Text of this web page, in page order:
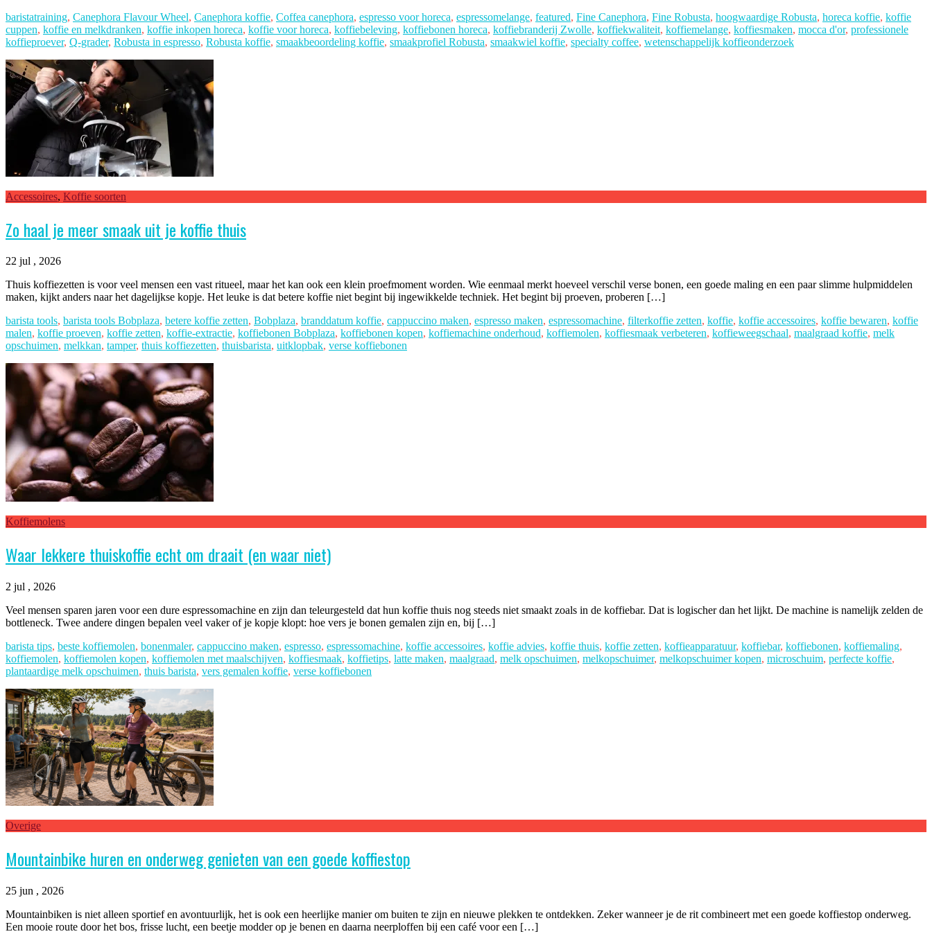
baristatraining, Canephora Flavour Wheel, Canephora koffie, Coffea canephora, espresso voor horeca, espressomelange, featured, Fine Canephora, Fine Robusta, hoogwaardige Robusta, horeca koffie, koffie
cuppen, koffie en melkdranken, koffie inkopen horeca, koffie voor horeca, koffiebeleving, koffiebonen horeca, koffiebranderij Zwolle, koffiekwaliteit, koffiemelange, koffiesmaken, mocca d'or, professionele
koffieproever, Q-grader, Robusta in espresso, Robusta koffie, smaakbeoordeling koffie, smaakprofiel Robusta, smaakwiel koffie, specialty coffee, wetenschappelijk koffieonderzoek
Accessoires, Koffie soorten
Zo haal je meer smaak uit je koffie thuis
22 jul , 2026
Thuis koffiezetten is voor veel mensen een vast ritueel, maar het kan ook een klein proefmoment worden. Wie eenmaal merkt hoeveel verschil verse bonen, een goede maling en een paar slimme hulpmiddelen
maken, kijkt anders naar het dagelijkse kopje. Het leuke is dat betere koffie niet begint bij ingewikkelde techniek. Het begint bij proeven, proberen […]
barista tools, barista tools Bobplaza, betere koffie zetten, Bobplaza, branddatum koffie, cappuccino maken, espresso maken, espressomachine, filterkoffie zetten, koffie, koffie accessoires, koffie bewaren, koffie
malen, koffie proeven, koffie zetten, koffie-extractie, koffiebonen Bobplaza, koffiebonen kopen, koffiemachine onderhoud, koffiemolen, koffiesmaak verbeteren, koffieweegschaal, maalgraad koffie, melk
opschuimen, melkkan, tamper, thuis koffiezetten, thuisbarista, uitklopbak, verse koffiebonen
Koffiemolens
Waar lekkere thuiskoffie echt om draait (en waar niet)
2 jul , 2026
Veel mensen sparen jaren voor een dure espressomachine en zijn dan teleurgesteld dat hun koffie thuis nog steeds niet smaakt zoals in de koffiebar. Dat is logischer dan het lijkt. De machine is namelijk zelden de
bottleneck. Twee andere dingen bepalen veel vaker of je kopje klopt: hoe vers je bonen gemalen zijn en, bij […]
barista tips, beste koffiemolen, bonenmaler, cappuccino maken, espresso, espressomachine, koffie accessoires, koffie advies, koffie thuis, koffie zetten, koffieapparatuur, koffiebar, koffiebonen, koffiemaling,
koffiemolen, koffiemolen kopen, koffiemolen met maalschijven, koffiesmaak, koffietips, latte maken, maalgraad, melk opschuimen, melkopschuimer, melkopschuimer kopen, microschuim, perfecte koffie,
plantaardige melk opschuimen, thuis barista, vers gemalen koffie, verse koffiebonen
Overige
Mountainbike huren en onderweg genieten van een goede koffiestop
25 jun , 2026
Mountainbiken is niet alleen sportief en avontuurlijk, het is ook een heerlijke manier om buiten te zijn en nieuwe plekken te ontdekken. Zeker wanneer je de rit combineert met een goede koffiestop onderweg.
Een mooie route door het bos, frisse lucht, een beetje modder op je benen en daarna neerploffen bij een café voor een […]